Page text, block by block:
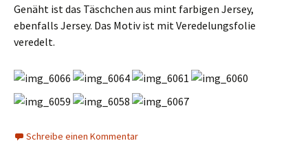
Genäht ist das Täschchen aus mint farbigen Jersey,
ebenfalls Jersey. Das Motiv ist mit Veredelungsfolie
veredelt.
Schreibe einen Kommentar